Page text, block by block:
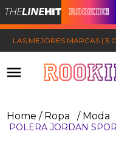
LAS MEJORES MARCAS | 3
Ropa Moda
POLERA JORDAN